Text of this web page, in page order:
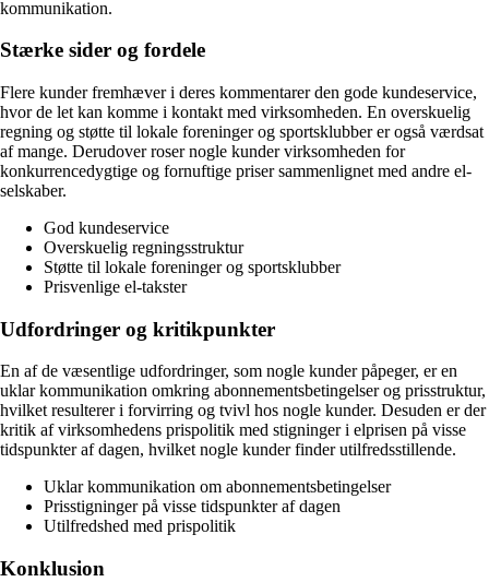
kommunikation.
Stærke sider og fordele
Flere kunder fremhæver i deres kommentarer den gode kundeservice,
hvor de let kan komme i kontakt med virksomheden. En overskuelig
regning og støtte til lokale foreninger og sportsklubber er også værdsat
af mange. Derudover roser nogle kunder virksomheden for
konkurrencedygtige og fornuftige priser sammenlignet med andre el-
selskaber.
God kundeservice
Overskuelig regningsstruktur
Støtte til lokale foreninger og sportsklubber
Prisvenlige el-takster
Udfordringer og kritikpunkter
En af de væsentlige udfordringer, som nogle kunder påpeger, er en
uklar kommunikation omkring abonnementsbetingelser og prisstruktur,
hvilket resulterer i forvirring og tvivl hos nogle kunder. Desuden er der
kritik af virksomhedens prispolitik med stigninger i elprisen på visse
tidspunkter af dagen, hvilket nogle kunder finder utilfredsstillende.
Uklar kommunikation om abonnementsbetingelser
Prisstigninger på visse tidspunkter af dagen
Utilfredshed med prispolitik
Konklusion